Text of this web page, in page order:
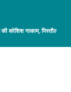
कोशिश नाकाम, पिस्तौल